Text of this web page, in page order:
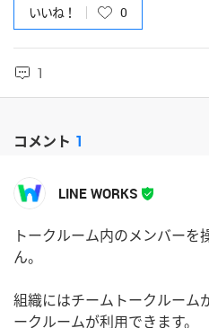
いいね！ 0
1
コメント 1
LINE WORKS
トークルーム内のメンバーを
ん。
組織にはチームトークルーム
ークルームが利用できます。